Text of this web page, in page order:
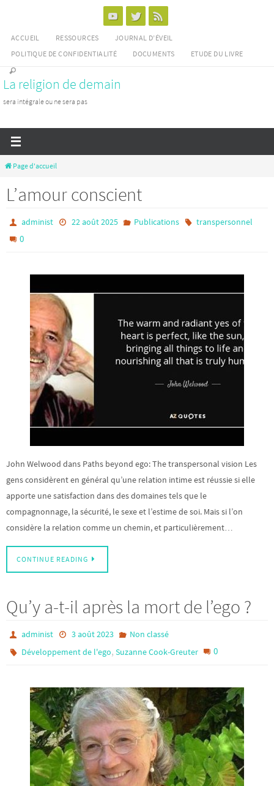
contenu
ACCUEIL RESSOURCES
JOURNAL D’ÉVEIL
POLITIQUE DE CONFIDENTIALITÉ
DOCUMENTS ETUDE DU LIVRE
La religion de demain
sera intégrale ou ne sera pas
Page d'accueil
L’amour conscient
administ 22 août 2025 Publications transpersonnel
0
John Welwood dans Paths beyond ego: The transpersonal vision Les
gens considèrent en général qu’une relation intime est réussie si elle
apporte une satisfaction dans des domaines tels que le
compagnonnage, la sécurité, le sexe et l’estime de soi. Mais si l’on
considère la relation comme un chemin, et particulièrement…
CONTINUE READING
Qu’y a-t-il après la mort de l’ego ?
administ 3 août 2023
Non classé
Développement de l'ego,Suzanne Cook-Greuter 0